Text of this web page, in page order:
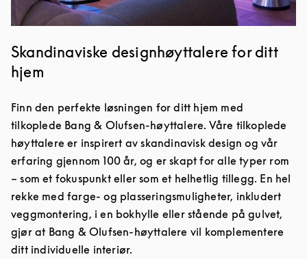
Skandinaviske designhøyttalere for ditt
hjem
Finn den perfekte løsningen for ditt hjem med
tilkoplede Bang & Olufsen-høyttalere. Våre tilkoplede
høyttalere er inspirert av skandinavisk design og vår
erfaring gjennom 100 år, og er skapt for alle typer rom
– som et fokuspunkt eller som et helhetlig tillegg. En hel
rekke med farge- og plasseringsmuligheter, inkludert
veggmontering, i en bokhylle eller stående på gulvet,
gjør at Bang & Olufsen-høyttalere vil komplementere
ditt individuelle interiør.